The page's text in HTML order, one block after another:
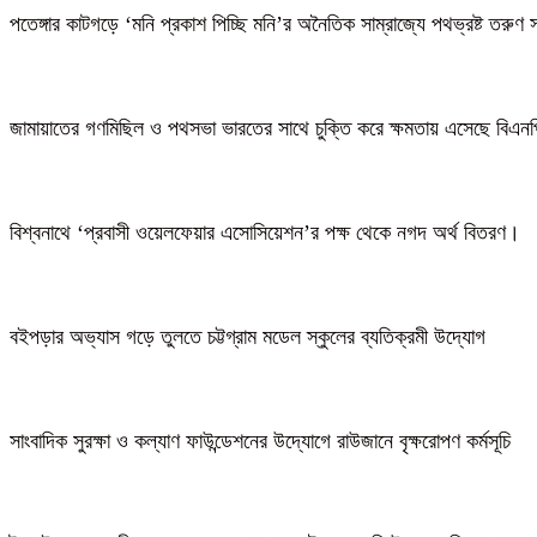
পতেঙ্গার কাটগড়ে ‘মনি প্রকাশ পিচ্ছি মনি’র অনৈতিক সাম্রাজ্যে পথভ্রষ্ট তরুণ
জামায়াতের গণমিছিল ও পথসভা ভারতের সাথে চুক্তি করে ক্ষমতায় এসেছে
বিশ্বনাথে ‘প্রবাসী ওয়েলফেয়ার এসোসিয়েশন’র পক্ষ থেকে নগদ অর্থ বিতরণ।
বইপড়ার অভ্যাস গড়ে তুলতে চট্টগ্রাম মডেল স্কুলের ব্যতিক্রমী উদ্যোগ
সাংবাদিক সুরক্ষা ও কল্যাণ ফাউন্ডেশনের উদ্যোগে রাউজানে বৃক্ষরোপণ কর্মসূচি